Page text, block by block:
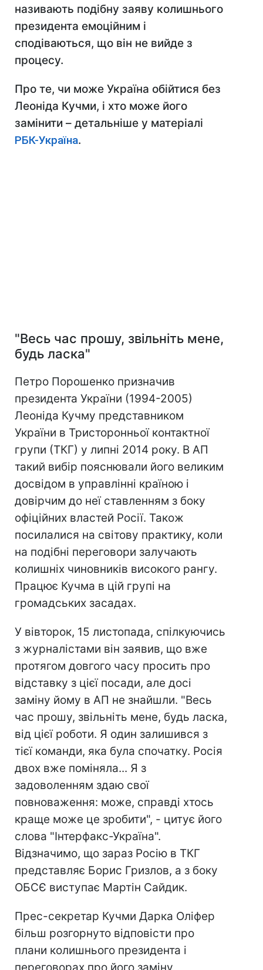
називають подібну заяву колишнього
президента емоційним і
сподіваються, що він не вийде з
процесу.
Про те, чи може Україна обійтися без
Леоніда Кучми, і хто може його
замінити – детальніше у матеріалі
РБК-Україна.
"Весь час прошу, звільніть мене,
будь ласка"
Петро Порошенко призначив
президента України (1994-2005)
Леоніда Кучму представником
України в Тристоронньої контактної
групи (ТКГ) у липні 2014 року. В АП
такий вибір пояснювали його великим
досвідом в управлінні країною і
довірчим до неї ставленням з боку
офіційних властей Росії. Також
посилалися на світову практику, коли
на подібні переговори залучають
колишніх чиновників високого рангу.
Працює Кучма в цій групі на
громадських засадах.
У вівторок, 15 листопада, спілкуючись
з журналістами він заявив, що вже
протягом довгого часу просить про
відставку з цієї посади, але досі
заміну йому в АП не знайшли. "Весь
час прошу, звільніть мене, будь ласка,
від цієї роботи. Я один залишився з
тієї команди, яка була спочатку. Росія
двох вже поміняла... Я з
задоволенням здаю свої
повноваження: може, справді хтось
краще може це зробити", - цитує його
слова "Інтерфакс-Україна".
Відзначимо, що зараз Росію в ТКГ
представляє Борис Гризлов, а з боку
ОБСЄ виступає Мартін Сайдик.
Прес-секретар Кучми Дарка Оліфер
більш розгорнуто відповісти про
плани колишнього президента і